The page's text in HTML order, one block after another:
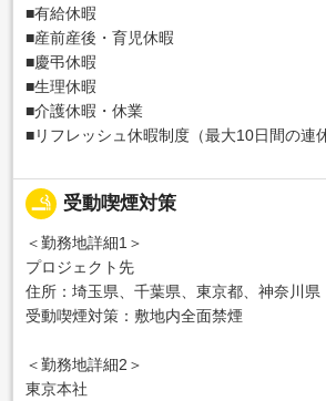
■有給休暇
■産前産後・育児休暇
■慶弔休暇
■生理休暇
■介護休暇・休業
■リフレッシュ休暇制度（最大10日間の連
smoking_rooms 受動喫煙対策
＜勤務地詳細1＞
プロジェクト先
住所：埼玉県、千葉県、東京都、神奈川県
受動喫煙対策：敷地内全面禁煙
＜勤務地詳細2＞
東京本社